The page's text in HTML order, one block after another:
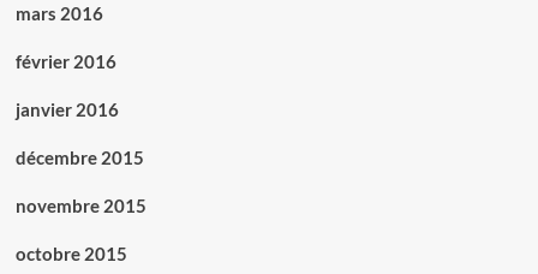
mars 2016
février 2016
janvier 2016
décembre 2015
novembre 2015
octobre 2015